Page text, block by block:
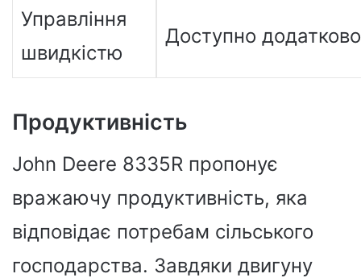
Управління
швидкістю
Доступно додатково
Продуктивність
John Deere 8335R пропонує
вражаючу продуктивність, яка
відповідає потребам сільського
господарства. Завдяки двигуну